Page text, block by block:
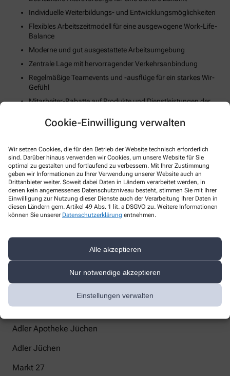
Cookie-Einwilligung verwalten
Wir setzen Cookies, die für den Betrieb der Website technisch erforderlich
sind. Darüber hinaus verwenden wir Cookies, um unsere Website für Sie
optimal zu gestalten und fortlaufend zu verbessern. Mit Ihrer Zustimmung
geben wir Informationen zu Ihrer Verwendung unserer Website auch an
Drittanbieter weiter. Soweit dabei Daten in Ländern verarbeitet werden, in
denen kein angemessenes Datenschutzniveau besteht, stimmen Sie mit Ihrer
Einwilligung zur Nutzung dieser Dienste auch der Verarbeitung Ihrer Daten in
diesen Ländern gem. Artikel 49 Abs. 1 lit. a DSGVO zu. Weitere Informationen
können Sie unserer Datenschutzerklärung entnehmen.
Alle akzeptieren
Nur notwendige akzeptieren
Einstellungen verwalten
Individuelle Weiterbildungs- und Entwicklungsmöglichkeiten
Flexibles Arbeitszeitmodell für eine ausgewogene Work-Life-
Balance
Moderne und gut ausgestattete Arbeitsumgebung
Zentrale Lage mit hervorragender Verkehrsanbindung
Regelmäßige Teamevents und -ausflüge für ein starkes Wir-
Gefühl
Mitarbeiter-Rabatte auf Produkte und Dienstleistungen der
Unterstützung bei der Wohnungssuche oder Umzugskosten
Fortschrittliche Digitalisierungs- und Technologiestrategie
Gesundheits- und Fitnessangebote zur Stärkung des
körperlichen Wohlbefindens
So können Sie sich bewerben
info@adler-apotheke-juechen.de
Telefon
+49-21651208
Adler Apotheke Jüchen
Adler Jüchen
Markt 27